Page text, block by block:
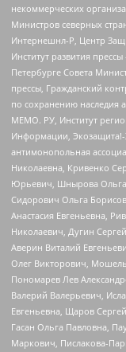
некоммерческих
Министров северных
Интернешнл-Р, Центр
Институт развития
Петербурге Совета
прессы, Гражданский
по сохранению наследия
МЕМО. РУ, Институт
Информации, Экозащита!-
антимонопольная
Николаевна, Кривенко
Юрьевич, Шнырова
Сидорович Ольга
Анастасия Евгеньевна,
Николаевич, Дугин
Аверин Виталий
Олег Викторович,
Пономарев Лев
Валерий Валерьевич,
Евгеньевна, Щаров
Гасан Ольга Павловна,
Маркович, Пислакова-